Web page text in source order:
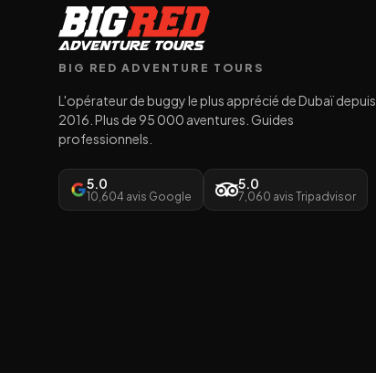
BIG RED ADVENTURE TOURS
L'opérateur de buggy le plus apprécié de Dubaï depuis
2016. Plus de 95 000 aventures. Guides
professionnels.
5.0
10,604 avis Google
5.0
7,060 avis Tripadvisor